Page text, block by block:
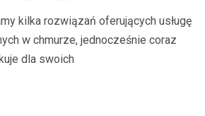
kilka rozwiązań oferujących usługę
w chmurze, jednocześnie coraz
dla swoich